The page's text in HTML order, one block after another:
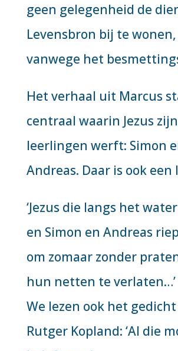
geen gelegenheid de
Levensbron bij te
vanwege het
Het verhaal uit Marcus
centraal waarin Jezus
leerlingen werft: Simon
Andreas. Daar is ook een
‘Jezus die langs het
en Simon en Andreas riep
om zomaar zonder
hun netten te verlaten…’
We lezen ook het
Rutger Kopland: ‘Al die